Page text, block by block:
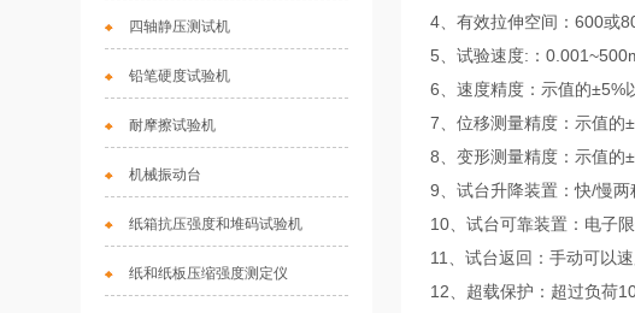
四轴静压测试机
铅笔硬度试验机
耐摩擦试验机
机械振动台
纸箱抗压强度和堆码试验机
纸和纸板压缩强度测定仪
4、有效拉伸空间：600或
5、试验速度:：
6、速度精度：示值的±5%
7、位移测量精度：示值的
8、变形测量精度：示值的
9、试台升降装置：快/慢两
10、试台可靠装置：电子
11、试台返回：手动可以
12、超载保护：超过负荷